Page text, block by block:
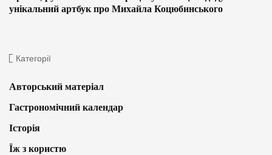
унікальний артбук про Михайла Коцюбинського
Категорії
Авторський матеріал
Гастрономічний календар
Історія
Їж з користю